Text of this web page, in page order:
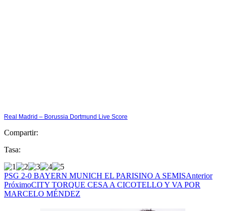
Real Madrid – Borussia Dortmund Live Score
Compartir:
Tasa:
PSG 2-0 BAYERN MUNICH EL PARISINO A SEMISAnterior
PróximoCITY TORQUE CESA A CICOTELLO Y VA POR
MARCELO MÉNDEZ